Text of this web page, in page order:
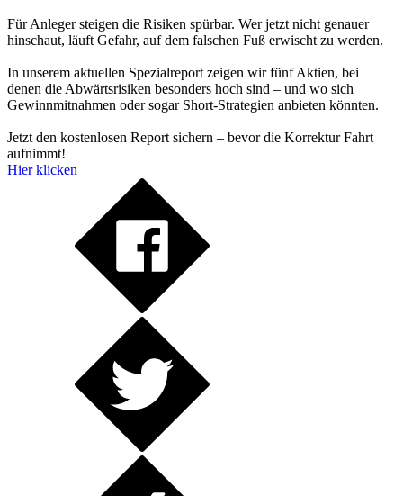
Für Anleger steigen die Risiken spürbar. Wer jetzt nicht genauer
hinschaut, läuft Gefahr, auf dem falschen Fuß erwischt zu werden.
In unserem aktuellen Spezialreport zeigen wir fünf Aktien, bei
denen die Abwärtsrisiken besonders hoch sind – und wo sich
Gewinnmitnahmen oder sogar Short-Strategien anbieten könnten.
Jetzt den kostenlosen Report sichern – bevor die Korrektur Fahrt
aufnimmt!
Hier klicken